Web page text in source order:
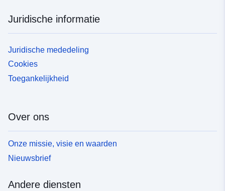
Juridische informatie
Juridische mededeling
Cookies
Toegankelijkheid
Over ons
Onze missie, visie en waarden
Nieuwsbrief
Andere diensten